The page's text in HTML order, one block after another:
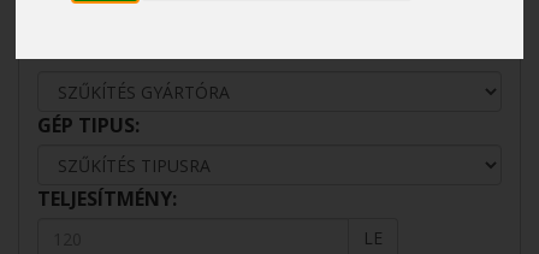
GÉP TIPUS:
TELJESÍTMÉNY:
LE